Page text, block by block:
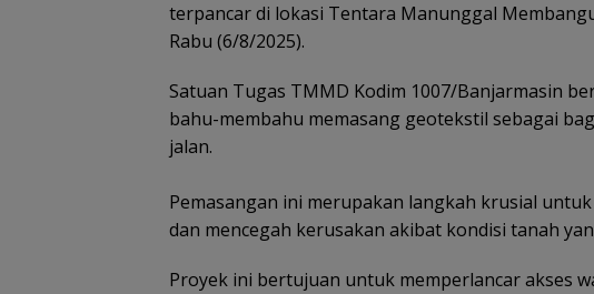
terpancar di lokasi Tentara Manunggal
Rabu (6/8/2025).
Satuan Tugas TMMD Kodim 1007/Banjarmasin
bahu-membahu memasang geotekstil sebagai
jalan.
Pemasangan ini merupakan langkah krusial
dan mencegah kerusakan akibat kondisi tanah
Proyek ini bertujuan untuk memperlancar akses